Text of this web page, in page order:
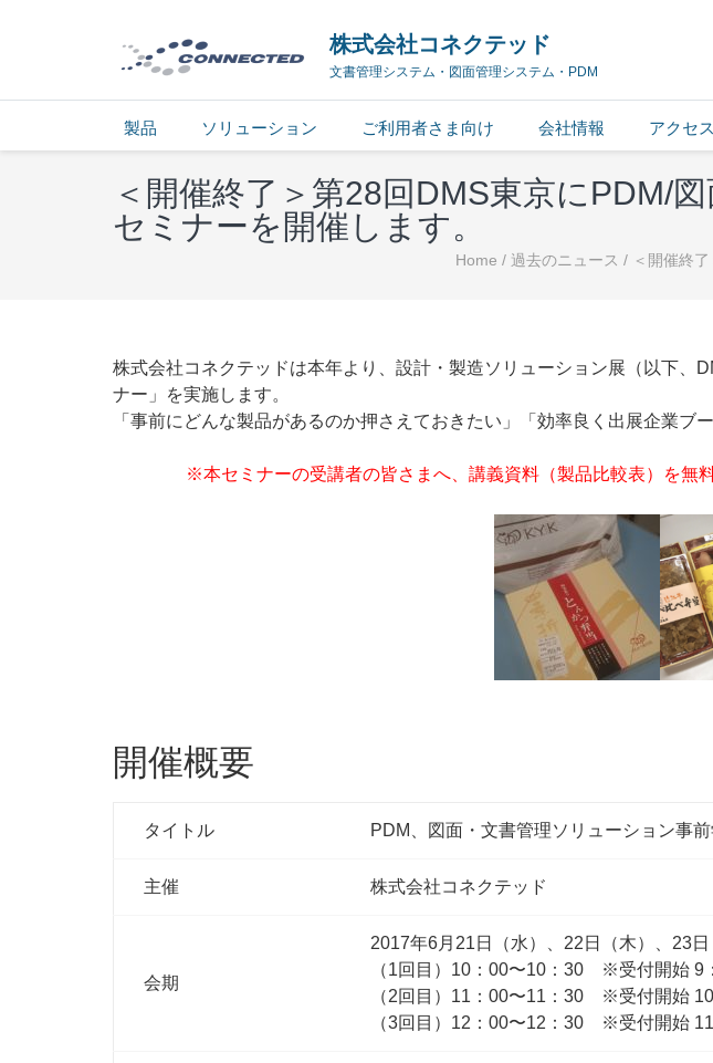
株式会社コネクテッド
文書管理システム・図面管理システム・PDM
製品 ソリューション ご利用者さま向け 会社情報 アクセス
＜開催終了＞第28回DMS東京にPDM/
セミナーを開催します。
Home / 過去のニュース / ＜開催終
株式会社コネクテッドは本年より、設計・製造ソリューション展（以下、
ナー」を実施します。
「事前にどんな製品があるのか押さえておきたい」「効率良く出展企業ブ
※本セミナーの受講者の皆さまへ、講義資料（製品比較表）を無
開催概要
タイトル PDM、図面・文書管理ソリューション事
主催 株式会社コネクテッド
会期
2017年6月21日（水）、22日（木）、23
（1回目）10：00〜10：30 ※受付開始 9
（2回目）11：00〜11：30 ※受付開始
（3回目）12：00〜12：30 ※受付開始